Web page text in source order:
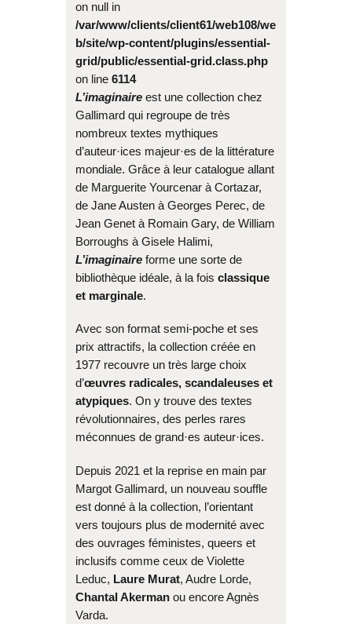
on null in
/var/www/clients/client61/web108/we
b/site/wp-content/plugins/essential-
grid/public/essential-grid.class.php
on line 6114
L’imaginaireest une collection chez
Gallimard qui regroupe de très
nombreux textes mythiques
d’auteur·ices majeur·es de la littérature
mondiale. Grâce à leur catalogue allant
de Marguerite Yourcenar à Cortazar,
de Jane Austen à Georges Perec, de
Jean Genet à Romain Gary, de William
Borroughs à Gisele Halimi,
L’imaginaireforme une sorte de
bibliothèque idéale, à la fois classique
et marginale.
Avec son format semi-poche et ses
prix attractifs, la collection créée en
1977 recouvre un très large choix
d’œuvres radicales, scandaleuses et
atypiques. On y trouve des textes
révolutionnaires, des perles rares
méconnues de grand·es auteur·ices.
Depuis 2021 et la reprise en main par
Margot Gallimard, un nouveau souffle
est donné à la collection, l’orientant
vers toujours plus de modernité avec
des ouvrages féministes, queers et
inclusifs comme ceux de Violette
Leduc, Laure Murat, Audre Lorde,
Chantal Akerman ou encore Agnès
Varda.